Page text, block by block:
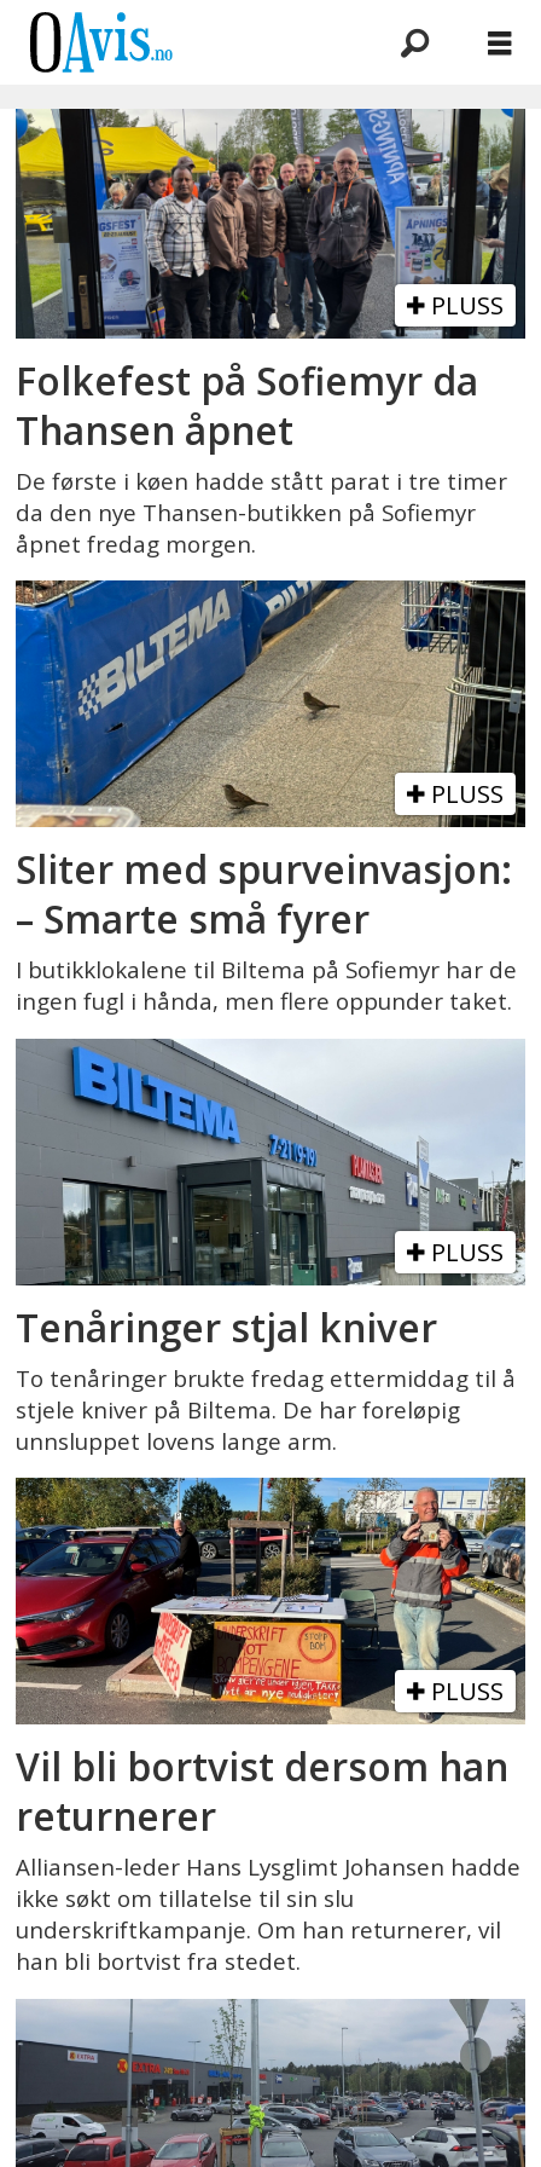
Emne:
biltema
PLUSS
Folkefest på Sofiemyr da
Thansen åpnet
De første i køen hadde stått parat i tre timer
da den nye Thansen-butikken på Sofiemyr
åpnet fredag morgen.
PLUSS
Sliter med spurveinvasjon:
– Smarte små fyrer
I butikklokalene til Biltema på Sofiemyr har de
ingen fugl i hånda, men flere oppunder taket.
PLUSS
Tenåringer stjal kniver
To tenåringer brukte fredag ettermiddag til å
stjele kniver på Biltema. De har foreløpig
unnsluppet lovens lange arm.
PLUSS
Vil bli bortvist dersom han
returnerer
Alliansen-leder Hans Lysglimt Johansen hadde
ikke søkt om tillatelse til sin slu
underskriftkampanje. Om han returnerer, vil
han bli bortvist fra stedet.